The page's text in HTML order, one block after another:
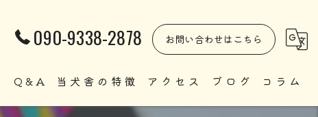
090-9338-2878 お問い合わせはこちら
Q&A 当犬舎の特徴 アクセス ブログ コラム